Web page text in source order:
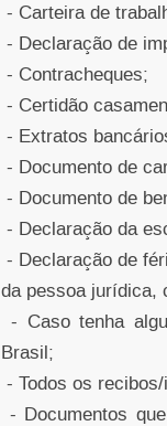
- Carteira de
- Declaração de
- Contracheques;
- Certidão
- Extratos
- Documento de
- Documento de
- Declaração da
- Declaração de
da pessoa jurídica,
- Caso tenha
Brasil;
- Todos os
- Documentos